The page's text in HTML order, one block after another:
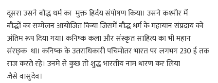
दूसरा उसने बौद्ध धर्म का मुक्त हिर्दय संपोषण किया। उसने कश्मीर में
बौद्धों का सम्मेलन आयोजित किया जिसमें बौद्ध धर्म के महायान संप्रदाय को
अंतिम रूप दिया गया। कनिष्क कला और संस्कृत साहित्य का भी महान
संरछ्क था। कनिष्क के उतराधिकारी पचिमोतर भारत पर लगभग 230 ई तक
राज करते रहे। उनमे से कुछ तो शुद्ध भारतीय नाम धारण कर लिया
जैसे वासुदेव।